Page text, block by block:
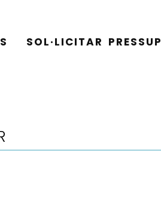
SOL·LICITAR